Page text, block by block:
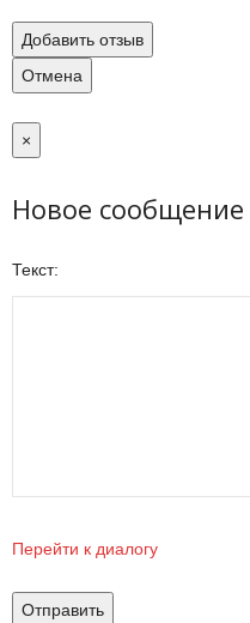
Добавить отзыв
Отмена
×
Новое сообщение
Текст:
Перейти к диалогу
Отправить